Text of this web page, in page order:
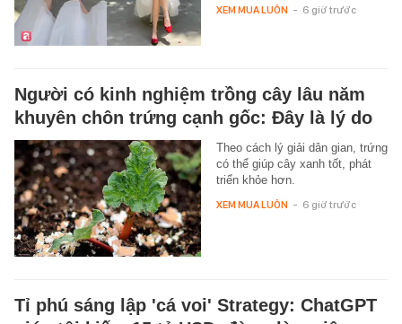
XEM MUA LUÔN - 6 giờ trước
Người có kinh nghiệm trồng cây lâu năm
khuyên chôn trứng cạnh gốc: Đây là lý do
Theo cách lý giải dân gian, trứng
có thể giúp cây xanh tốt, phát
triển khỏe hơn.
XEM MUA LUÔN - 6 giờ trước
Tỉ phú sáng lập 'cá voi' Strategy: ChatGPT